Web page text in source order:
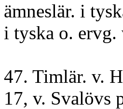
ämneslär. i
i tyska o. ervg.
47. Timlär. v.
17, v. Svalövs